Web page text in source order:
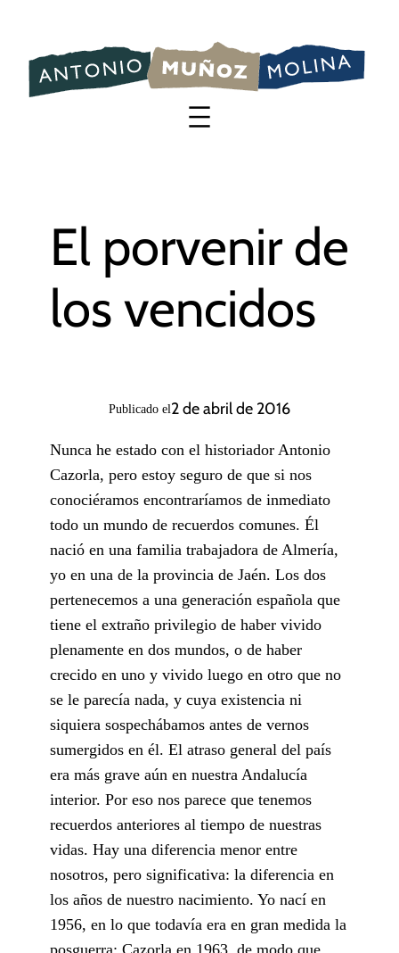
contenido
El porvenir de
los vencidos
Publicado el2 de abril de 2016
Nunca he estado con el historiador Antonio
Cazorla, pero estoy seguro de que si nos
conociéramos encontraríamos de inmediato
todo un mundo de recuerdos comunes. Él
nació en una familia trabajadora de Almería,
yo en una de la provincia de Jaén. Los dos
pertenecemos a una generación española que
tiene el extraño privilegio de haber vivido
plenamente en dos mundos, o de haber
crecido en uno y vivido luego en otro que no
se le parecía nada, y cuya existencia ni
siquiera sospechábamos antes de vernos
sumergidos en él. El atraso general del país
era más grave aún en nuestra Andalucía
interior. Por eso nos parece que tenemos
recuerdos anteriores al tiempo de nuestras
vidas. Hay una diferencia menor entre
nosotros, pero significativa: la diferencia en
los años de nuestro nacimiento. Yo nací en
1956, en lo que todavía era en gran medida la
posguerra; Cazorla en 1963, de modo que